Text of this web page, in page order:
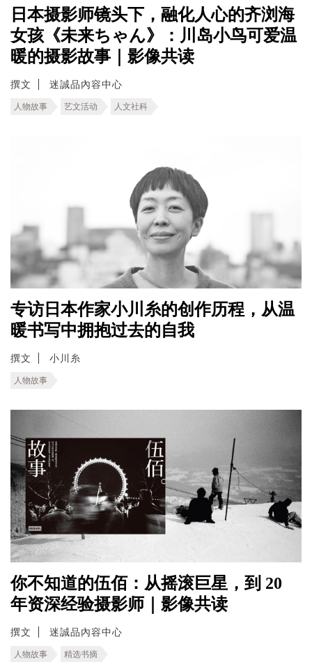
日本摄影师镜头下，融化人心的齐浏海
女孩《未来ちゃん》：川岛小鸟可爱温
暖的摄影故事｜影像共读
撰文 迷誠品內容中心
人物故事 艺文活动 人文社科
专访日本作家小川糸的创作历程，从温
暖书写中拥抱过去的自我
撰文 小川糸
人物故事
你不知道的伍佰：从摇滚巨星，到 20
年资深经验摄影师｜影像共读
撰文 迷誠品內容中心
人物故事 精选书摘